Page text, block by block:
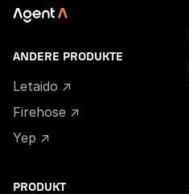
ANDERE PRODUKTE
Letaido ↗
Firehose ↗
Yep ↗
PRODUKT